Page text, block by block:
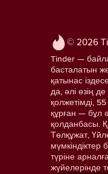
© 2026
Tinder —
басталатын
қатынас
да, әлі өзің
қолжетімді,
құрған — бұл
қолданбасы.
Төлқұжат,
мүмкіндіктер
түріне
жүйелерінде